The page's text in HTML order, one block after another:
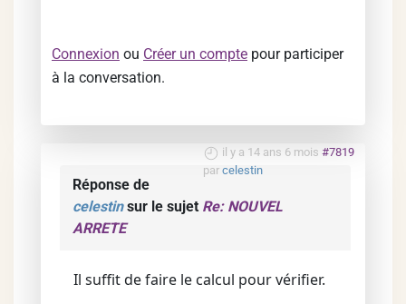
Connexion ou Créer un compte pour participer
à la conversation.
il y a 14 ans 6 mois #7819
par celestin
Réponse de
celestinsur le sujet Re: NOUVEL
ARRETE
Il suffit de faire le calcul pour vérifier.